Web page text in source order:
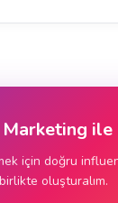
ile
için doğru
birlikte oluşturalım.